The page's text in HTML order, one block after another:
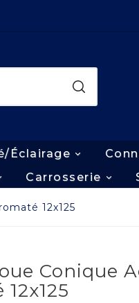
éclairage
Carrosserie
12x125
Conique